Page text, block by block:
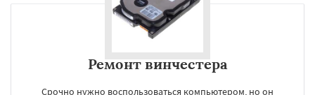
Ремонт винчестера
Срочно нужно воспользоваться компьютером, но он